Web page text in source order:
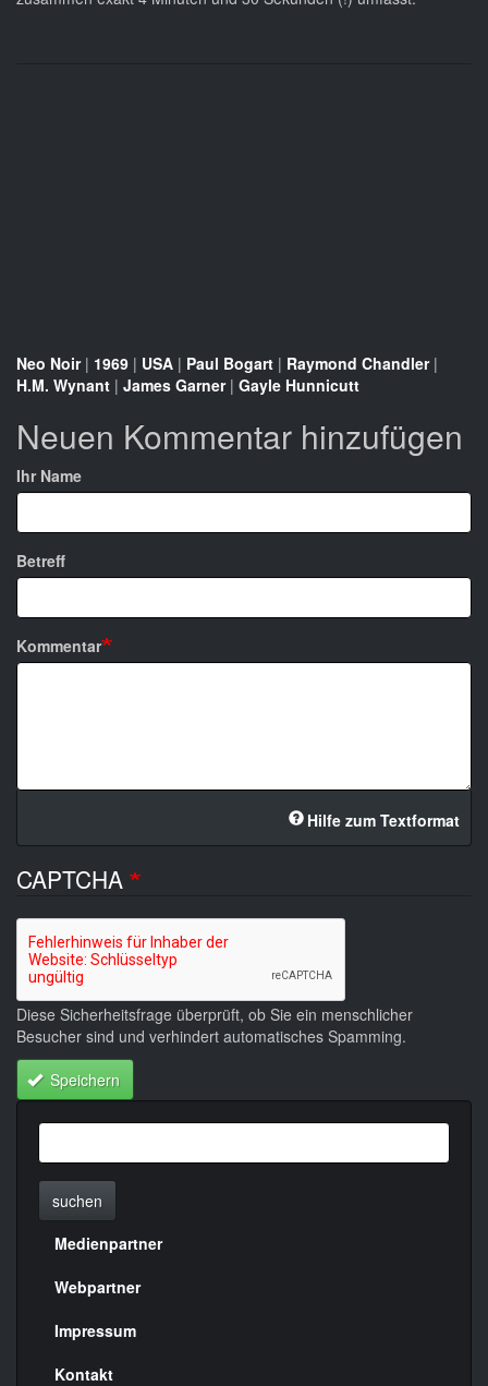
Neo Noir| 1969 | USA | Paul Bogart | Raymond Chandler|
H.M. Wynant | James Garner| Gayle Hunnicutt
Neuen Kommentar hinzufügen
Ihr Name
Betreff
Kommentar
Hilfe zum Textformat
CAPTCHA
Diese Sicherheitsfrage überprüft, ob Sie ein menschlicher
Besucher sind und verhindert automatisches Spamming.
Speichern
suchen
Menülinks
rechte
Seite
Medienpartner
Webpartner
Impressum
Kontakt